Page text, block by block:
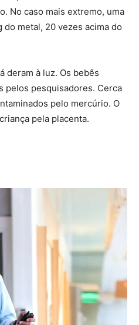
No caso mais extremo, uma
metal, 20 vezes acima do
deram à luz. Os bebês
pelos pesquisadores. Cerca
pelo mercúrio. O
pela placenta.